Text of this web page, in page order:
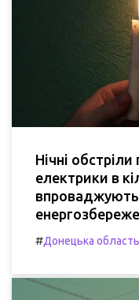
Нічні
електрики в
#Донецька область